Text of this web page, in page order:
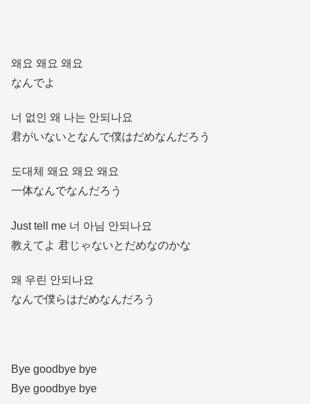
왜요 왜요 왜요
なんでよ
너 없인 왜 나는 안되나요
君がいないとなんで僕はだめなんだろう
도대체 왜요 왜요 왜요
一体なんでなんだろう
Just tell me 너 아님 안되나요
教えてよ 君じゃないとだめなのかな
왜 우린 안되나요
なんで僕らはだめなんだろう
Bye goodbye bye
Bye goodbye bye